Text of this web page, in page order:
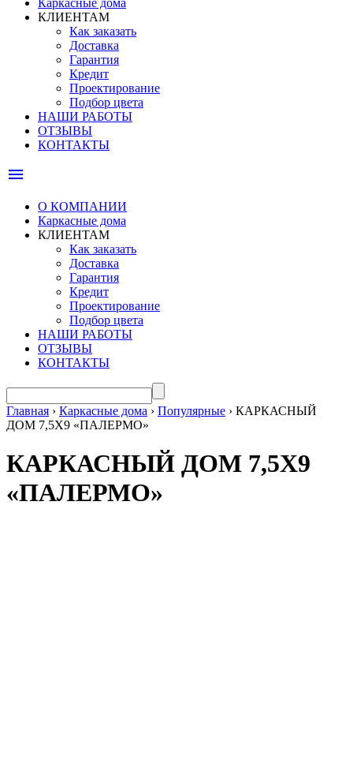
Каркасные дома
КЛИЕНТАМ
Как заказать
Доставка
Гарантия
Кредит
Проектирование
Подбор цвета
НАШИ РАБОТЫ
ОТЗЫВЫ
КОНТАКТЫ
menu
О КОМПАНИИ
Каркасные дома
КЛИЕНТАМ
Как заказать
Доставка
Гарантия
Кредит
Проектирование
Подбор цвета
НАШИ РАБОТЫ
ОТЗЫВЫ
КОНТАКТЫ
Главная › Каркасные дома › Популярные › КАРКАСНЫЙ
ДОМ 7,5Х9 «ПАЛЕРМО»
КАРКАСНЫЙ ДОМ 7,5Х9
«ПАЛЕРМО»